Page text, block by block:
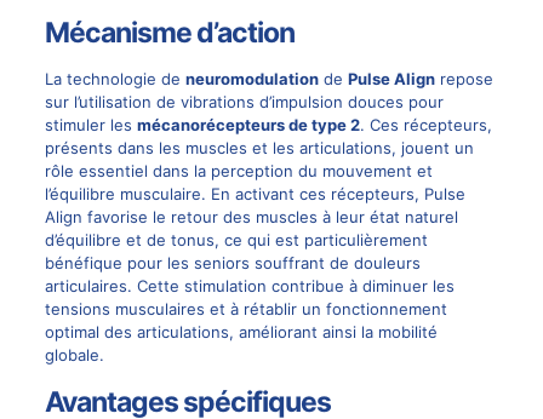
Mécanisme d’action
La technologie de neuromodulationde Pulse Alignrepose
sur l’utilisation de vibrations d’impulsion douces pour
stimuler les mécanorécepteurs de type 2. Ces récepteurs,
présents dans les muscles et les articulations, jouent un
rôle essentiel dans la perception du mouvement et
l’équilibre musculaire. En activant ces récepteurs, Pulse
Align favorise le retour des muscles à leur état naturel
d’équilibre et de tonus, ce qui est particulièrement
bénéfique pour les seniors souffrant de douleurs
articulaires. Cette stimulation contribue à diminuer les
tensions musculaires et à rétablir un fonctionnement
optimal des articulations, améliorant ainsi la mobilité
globale.
Avantages spécifiques